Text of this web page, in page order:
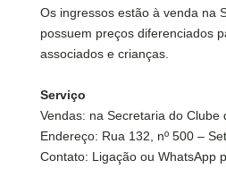
Os ingressos estão à venda na
possuem preços diferenciados
associados e crianças.
Serviço
Vendas: na Secretaria do Clube
Endereço: Rua 132, nº 500 –
Contato: Ligação ou WhatsApp